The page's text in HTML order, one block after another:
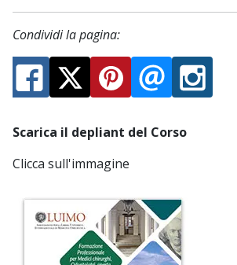
Condividi la pagina:
Scarica il depliant del Corso
Clicca sull'immagine